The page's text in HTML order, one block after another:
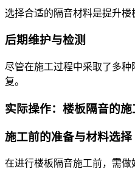
选择合适的隔音材料是提升
后期维护与检测
尽管在施工过程中采取了多
复。
实际操作：楼板隔音的
施工前的准备与材料选择
在进行楼板隔音施工前，需